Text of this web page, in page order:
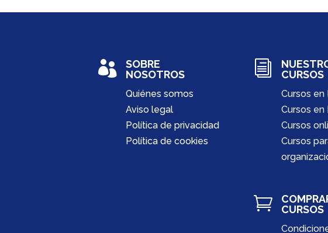

SOBRE
NOSOTROS
Quiénes somos
Aviso legal
Política de privacidad
Política de cookies
i
CURSOS
Cursos
Cursos
Cursos
Cursos

CURSOS